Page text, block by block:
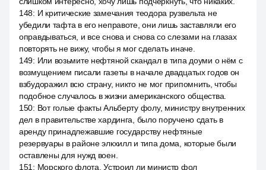
148: И критические замечания теодора рузвельта не
убедили тафта в его неправоте, они лишь заставляли его
оправдываться, и все снова и снова со слезами на глазах
повторять не вижу, чтобы я мог сделать иначе.
149: Или возьмите нефтяной скандал в типа доуми о нём с
возмущением писали газеты в начале двадцатых годов он
взбудоражил всю страну, никто не мог припомнить, чтобы
подобное случалось в жизни американского общества.
150: Вот голые факты Альберту фолу, министру внутренних
дел в правительстве хардинга, было поручено сдать в
аренду принадлежавшие государству нефтяные
резервуары в районе элкхилл и типа дома, которые были
оставлены для нужд воен.
151 : Морского флота. Устроил ли министр фол